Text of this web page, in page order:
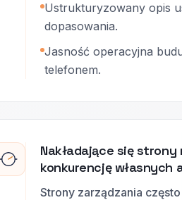
Ustrukturyzowany opis
dopasowania.
Jasność operacyjna
telefonem.
Nakładające się strony
konkurencję własnych
Strony zarządzania